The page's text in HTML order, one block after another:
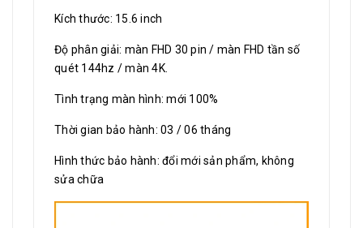
Kích thước: 15.6 inch
Độ phân giải: màn FHD 30 pin / màn FHD tần số
quét 144hz / màn 4K.
Tình trạng màn hình: mới 100%
Thời gian bảo hành: 03 / 06 tháng
Hình thức bảo hành: đổi mới sản phẩm, không
sửa chữa